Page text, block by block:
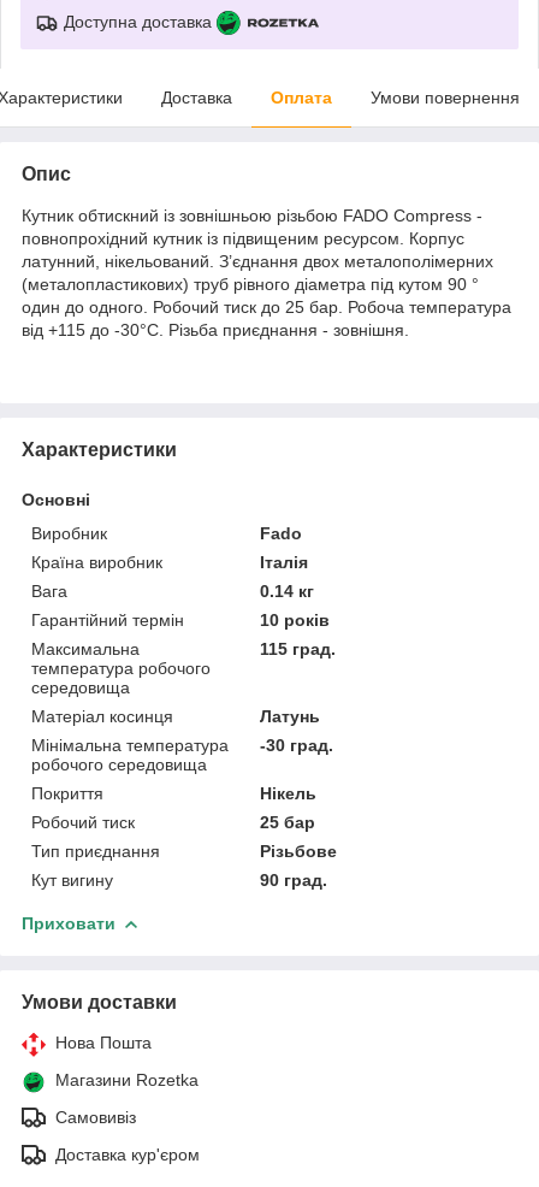
Доступна доставка
Доставка Оплата Умови повернення
Опис
Кутник обтискний із зовнішньою різьбою FADO Compress -
повнопрохідний кутник із підвищеним ресурсом. Корпус
латунний, нікельований. З’єднання двох металополімерних
(металопластикових) труб рівного діаметра під кутом 90 °
один до одного. Робочий тиск до 25 бар. Робоча температура
від +115 до -30°С. Різьба приєднання - зовнішня.
Характеристики
Основні
Виробник
Fado
Країна виробник
Італія
Вага
0.14 кг
Гарантійний термін
10 років
Максимальна
температура робочого
середовища
115 град.
Матеріал косинця
Латунь
Мінімальна температура
робочого середовища
-30 град.
Покриття
Нікель
Робочий тиск
25 бар
Тип приєднання
Різьбове
Кут вигину
90 град.
Приховати
Умови доставки
Нова Пошта
Магазини Rozetka
Самовивіз
Доставка кур'єром